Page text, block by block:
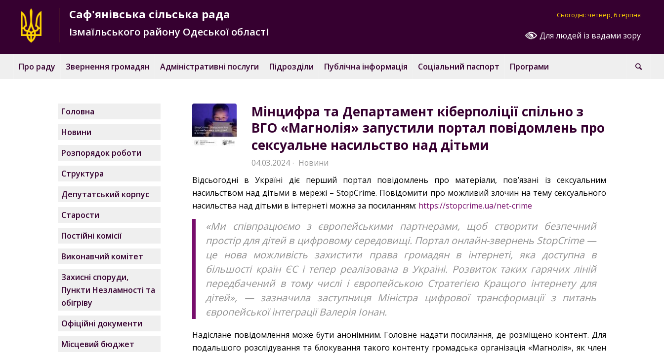
Для людей із вадами зору
Сьогодні: четвер, 6 серпня
Саф'янівська сільська рада
Ізмаїльського району Одеської області
Про раду Звернення громадян Адміністративні послуги Підрозділи Публічна інформація Соціальний паспорт Програми
Мінцифра та Департамент кіберполіції спільно з
ВГО «Магнолія» запустили портал повідомлень про
сексуальне насильство над дітьми
04.03.2024 · Новини
Відсьогодні в Україні діє перший портал повідомлень про матеріали, пов’язані із сексуальним
насильством над дітьми в мережі – StopCrime. Повідомити про можливий злочин на тему сексуального
насильства над дітьми в інтернеті можна за посиланням: https://stopcrime.ua/net-crime
«Ми співпрацюємо з європейськими партнерами, щоб створити безпечний
простір для дітей в цифровому середовищі. Портал онлайн-звернень StopCrime —
це нова можливість захистити права громадян в інтернеті, яка доступна в
більшості країн ЄС і тепер реалізована в Україні. Розвиток таких гарячих ліній
передбачений в тому числі і європейською Стратегією Кращого інтернету для
дітей», — зазначила заступниця Міністра цифрової трансформації з питань
європейської інтеграції Валерія Іонан.
Надіслане повідомлення може бути анонімним. Головне надати посилання, де розміщено контент. Для
подальшого розслідування та блокування такого контенту громадська організація «Магнолія», як член
Головна
Новини
Розпорядок роботи
Структура
Депутатський корпус
Старости
Постійні комісії
Виконавчий комітет
Захисні споруди,
Пункти Незламності та
обігріву
Офіційні документи
Місцевий бюджет